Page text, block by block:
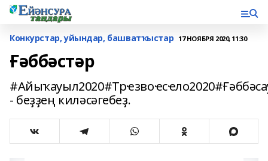
Конкурстар, уйындар, башватҡыстар 17 НОЯБРЯ 2020, 11:30
Ғәббәстәр
- беҙҙең киләсәгебеҙ.